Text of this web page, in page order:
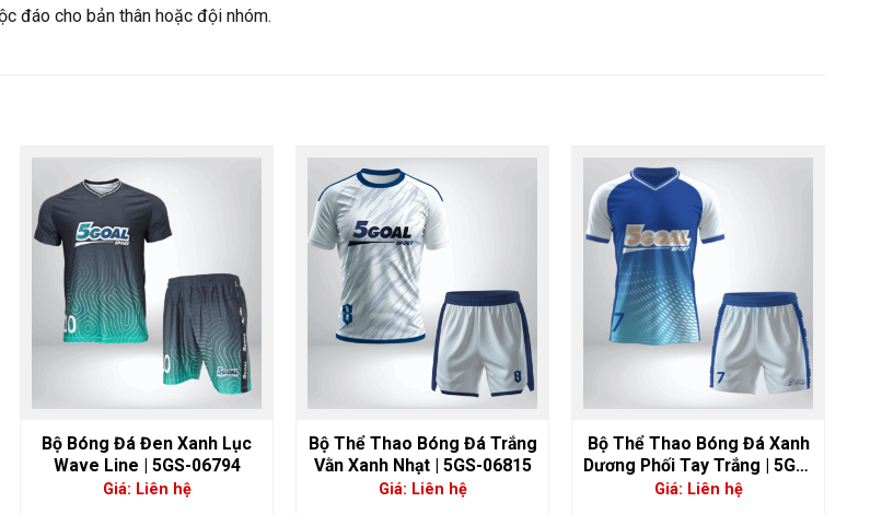
đáo cho bản thân hoặc đội nhóm.
Bộ Bóng Đá Đen Xanh Lục
Wave Line | 5GS-06794
Giá: Liên hệ
Bộ Thể Thao Bóng Đá Trắng
Vằn Xanh Nhạt | 5GS-06815
Giá: Liên hệ
Bộ Thể Thao Bóng Đá Xanh
Dương Phối Tay Trắng | 5GS-
06798
Giá: Liên hệ